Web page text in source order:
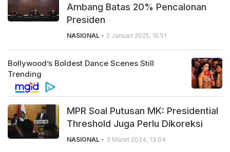
Ambang Batas 20% Pencalonan
Presiden
NASIONAL • 2 Januari 2025, 15.51
MPR Soal Putusan MK: Presidential
Threshold Juga Perlu Dikoreksi
NASIONAL • 3 Maret 2024, 13.04